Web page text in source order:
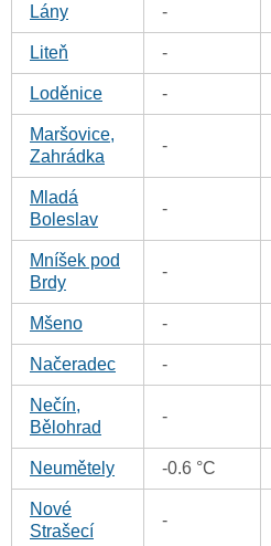
Lány -
Liteň -
Loděnice -
Maršovice,
Zahrádka
-
Mladá
Boleslav
-
Mníšek pod
Brdy
-
Mšeno -
Načeradec -
Nečín,
Bělohrad
-
Neumětely -0.6 °C
Nové
Strašecí
-